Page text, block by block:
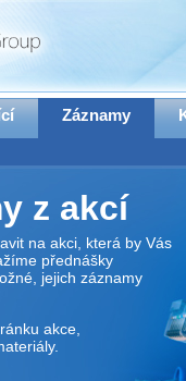
Záznamy
z akcí
na akci, která by Vás
přednášky
jejich záznamy
akce,